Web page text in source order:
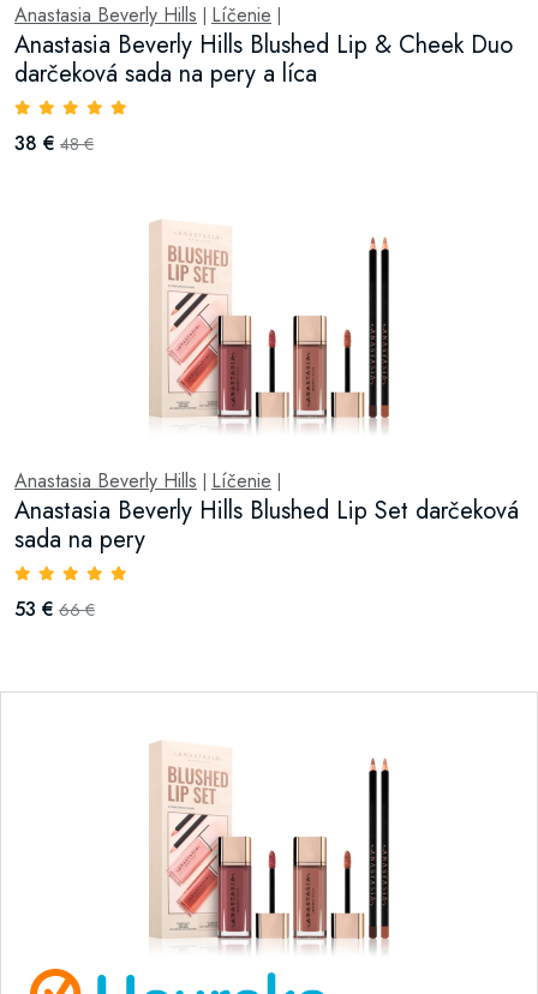
Anastasia Beverly Hills Líčenie
Anastasia Beverly Hills Blushed Lip & Cheek Duo
darčeková sada na pery a líca
38 € 48 €
Anastasia Beverly Hills Líčenie
Anastasia Beverly Hills Blushed Lip Set darčeková
sada na pery
53 € 66 €